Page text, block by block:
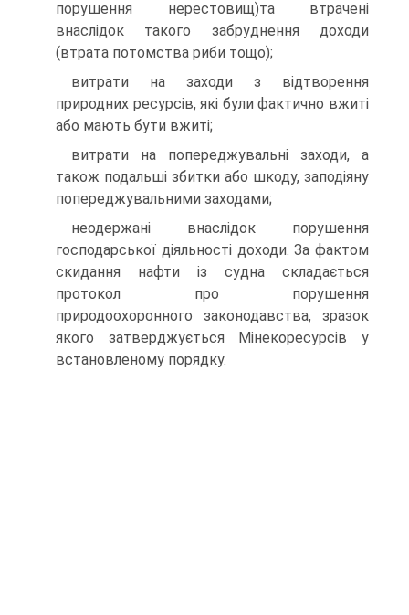
порушення нерестовищ)та втрачені
внаслідок такого забруднення доходи
(втрата потомства риби тощо);
витрати на заходи з відтворення
природних ресурсів, які були фактично вжиті
або мають бути вжиті;
витрати на попереджувальні заходи, а
також подальші збитки або шкоду, заподіяну
попереджувальними заходами;
неодержані внаслідок порушення
господарської діяльності доходи. За фактом
скидання нафти із судна складається
протокол про порушення
природоохоронного законодавства, зразок
якого затверджується Мінекоресурсів у
встановленому порядку.